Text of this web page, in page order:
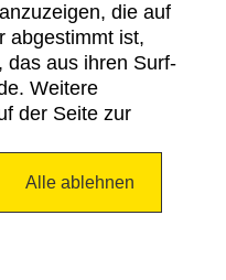
die auf
abgestimmt ist,
das aus ihren Surf-
Weitere
der Seite zur
Alle ablehnen